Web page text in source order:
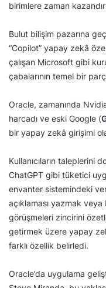
birimlere zaman
Bulut bilişim pazarına
“Copilot” yapay zekâ
çalışan Microsoft gibi
çabalarının temel bir
Oracle, zamanında
harcadı ve eski Google (
bir yapay zekâ girişimi
Kullanıcıların taleplerini
ChatGPT gibi tüketici
envanter sistemindeki
açıklaması yazmak
görüşmeleri zincirini
getirmek üzere yapay
farklı özellik belirledi.
Oracle’da uygulama